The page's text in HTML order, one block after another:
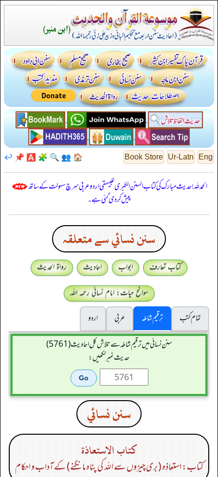
Eng
Ur-Latn
Book Store
🏠
👥
🔍
🧩
🅰️
📌
↩️
الحمدللہ! حدیث مبارک کی کتاب السنن الكبرى للبيهقي اردو عربی سرچ سہولت کے ساتھ
پیش کر دی گئی ہے۔
سنن نسائي سے متعلقہ
کتاب تعارف ابواب احادیث
رواۃ الحدیث
سوانح حیات: امام نسائی رحمہ اللہ
تمام کتب
ترقیم شاملہ عربی
اردو
سنن نسائی میں ترقیم شاملہ سے تلاش کل احادیث (5761)
حدیث نمبر لکھیں:
سنن نسائي
كتاب الاستعاذة
کتاب: استعاذہ (بری چیزوں سے اللہ کی پناہ مانگنے) کے آداب و احکام